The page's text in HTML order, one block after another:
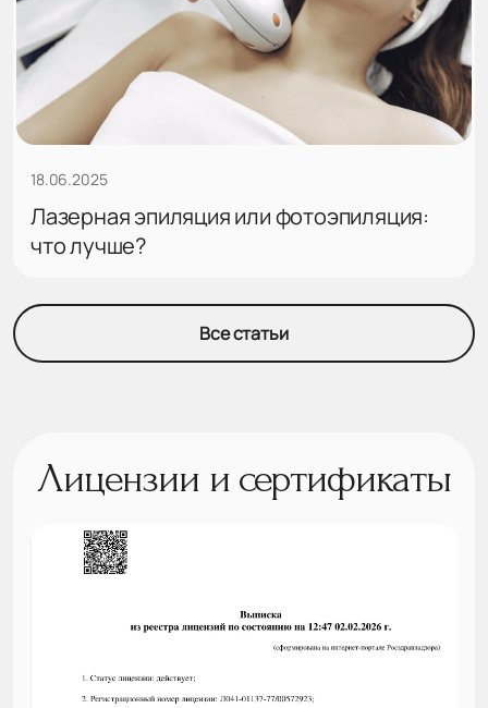
18.06.2025
Лазерная эпиляция или фотоэпиляция:
что лучше?
Все статьи
Лицензии и сертификаты